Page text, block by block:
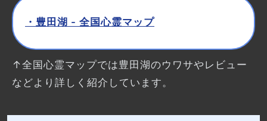
・豊田湖 - 全国心霊マップ
↑全国心霊マップでは豊田湖のウワサやレビュー
などより詳しく紹介しています。